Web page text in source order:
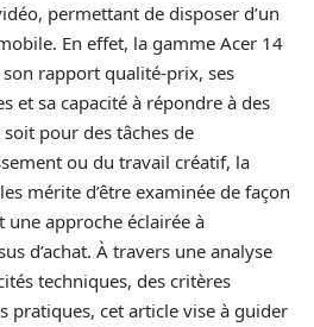
permettant de disposer d’un
En effet, la gamme Acer 14
rapport qualité-prix, ses
et sa capacité à répondre à des
pour des tâches de
ou du travail créatif, la
mérite d’être examinée de façon
approche éclairée à
d’achat. À travers une analyse
techniques, des critères
pratiques, cet article vise à guider